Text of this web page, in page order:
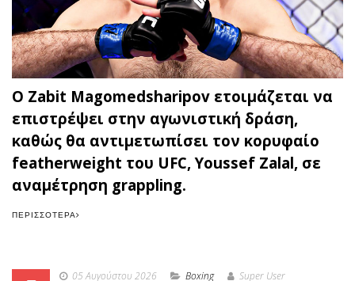
Ο Zabit Magomedsharipov ετοιμάζεται να
επιστρέψει στην αγωνιστική δράση,
καθώς θα αντιμετωπίσει τον κορυφαίο
featherweight του UFC, Youssef Zalal, σε
αναμέτρηση grappling.
ΠΕΡΙΣΣΌΤΕΡΑ
05 Αυγούστου 2026 Boxing Super User